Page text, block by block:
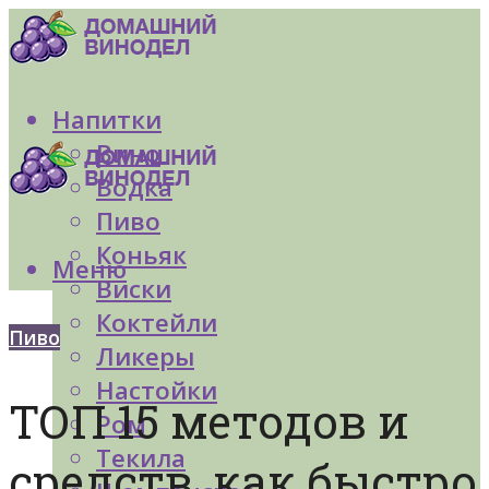
Напитки
Вино
Водка
Пиво
Коньяк
Виски
Коктейли
Ликеры
Настойки
Ром
Текила
Меню
Пиво
ТОП 15 методов и